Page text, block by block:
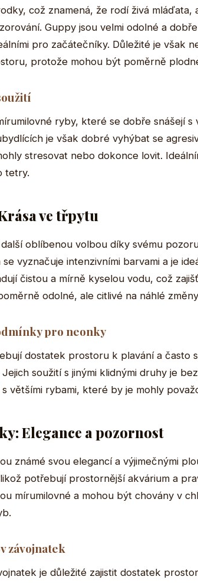
což znamená, že rodí živá mláďata,
Guppy jsou velmi odolné a
pro začátečníky. Důležité je však
protože mohou být poměrně
ryby, které se dobře snášejí s
je však dobré vyhýbat se
stresovat nebo dokonce lovit.
tetry.
ve třpytu
oblíbenou volbou díky svému
vyznačuje intenzivními barvami a je
čistou a mírně kyselou vodu, což
odolné, ale citlivé na náhlé
pro neonky
dostatek prostoru k plavání a často
Jejich soužití s jinými klidnými druhy je
většími rybami, které by je mohly
Elegance a pozornost
známé svou elegancí a výjimečnými
potřebují prostornější akvárium a
mírumilovné a mohou být chovány v
závojnatek
je důležité zajistit dostatek